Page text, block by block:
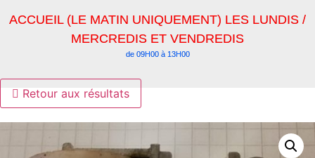
ACCUEIL (LE MATIN UNIQUEMENT) LES LUNDIS /
MERCREDIS ET VENDREDIS
de 09H00 à 13H00
Retour aux résultats